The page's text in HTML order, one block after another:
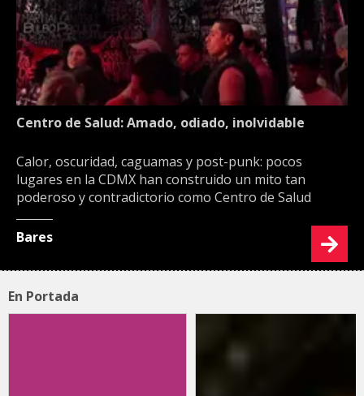
Centro de Salud: Amado, odiado, inolvidable
Calor, oscuridad, caguamas y post-punk: pocos
lugares en la CDMX han construido un mito tan
poderoso y contradictorio como Centro de Salud
Bares
En Portada